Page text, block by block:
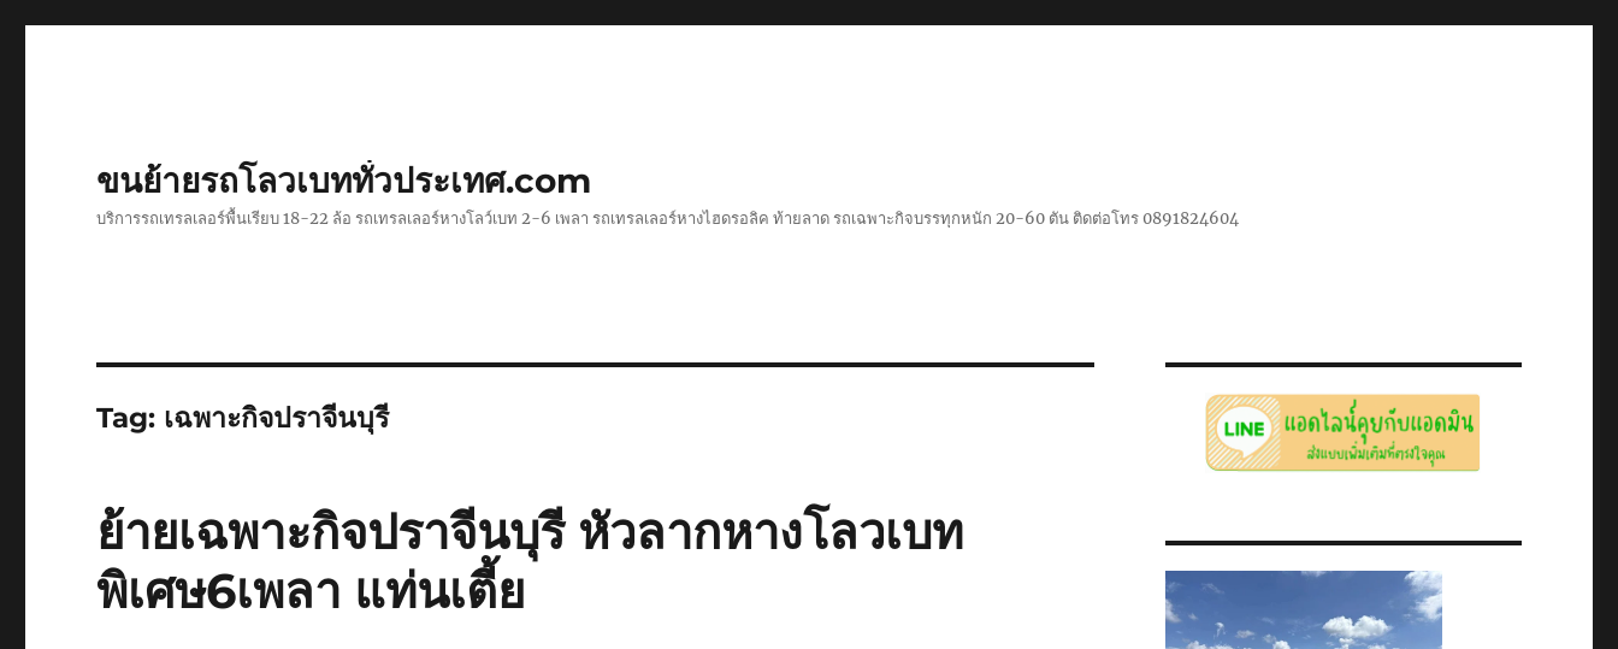
ขนย้ายรถโลวเบททั่วประเทศ.com
บริการรถเทรลเลอร์พื้นเรียบ 18-22 ล้อ รถเทรลเลอร์หางโลว์เบท 2-6 เพลา รถเทรลเลอร์หางไฮดรอลิค ท้ายลาด รถเฉพาะกิจบรรทุกหนัก 20-60 ตัน ติดต่อโทร 0891824604
Tag: เฉพาะกิจปราจีนบุรี
ย้ายเฉพาะกิจปราจีนบุรี หัวลากหางโลวเบท
พิเศษ6เพลา แท่นเตี้ย